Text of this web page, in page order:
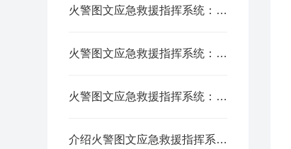
火警图文应急救援指挥系统：火灾救援的智慧大脑
火警图文应急救援指挥系统：为生命救援装上“智慧大脑”
火警图文应急救援指挥系统：火灾应对的智慧中枢
介绍火警图文应急救援指挥系统的应用优势